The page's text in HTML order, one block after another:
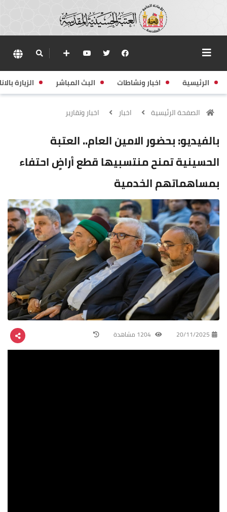
الرئيسية اخبار ونشاطات البث المباشر الزيارة
الصفحة الرئيسية اخبار اخبار وتقارير
بالفيديو: بحضور الامين العام.. العتبة
الحسينية تمنح منتسبيها قطع أراضٍ احتفاء
بمساهماتهم الخدمية
20/11/2025